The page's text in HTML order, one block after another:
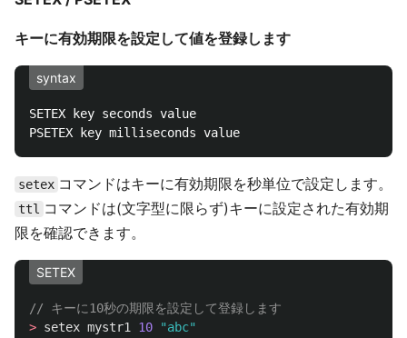
キーに有効期限を設定して値を登録します
syntax
SETEX key seconds value
setex コマンドはキーに有効期限を秒単位で設定します。
ttl コマンドは(文字型に限らず)キーに設定された有効期
限を確認できます。
SETEX
// キーに10秒の期限を設定して登録します
> setex mystr1 10
"abc"